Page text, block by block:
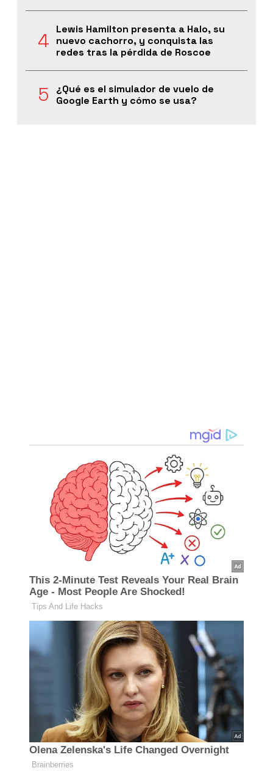
Lewis Hamilton presenta a Halo, su
nuevo cachorro, y conquista las
redes tras la pérdida de Roscoe
¿Qué es el simulador de vuelo de
Google Earth y cómo se usa?